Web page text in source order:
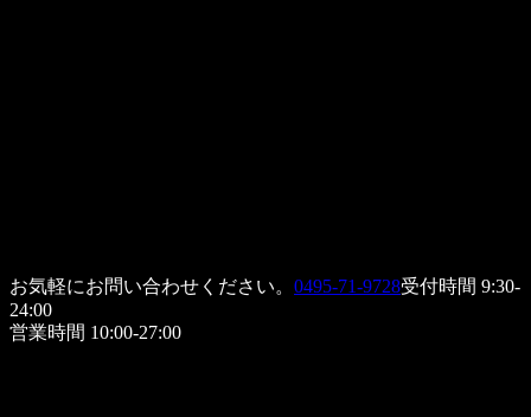
お気軽にお問い合わせください。 0495-71-9728受付時間 9:30-
24:00
営業時間 10:00-27:00